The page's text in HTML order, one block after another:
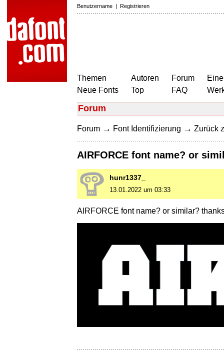
Benutzername | Registrieren
Themen
Neue Fonts
Autoren
Top
Forum
FAQ
Forum
Forum → Font Identifizierung → Zurück
AIRFORCE font name? or
hunr1337_
13.01.2022 um 03:33
AIRFORCE font name? or similar?